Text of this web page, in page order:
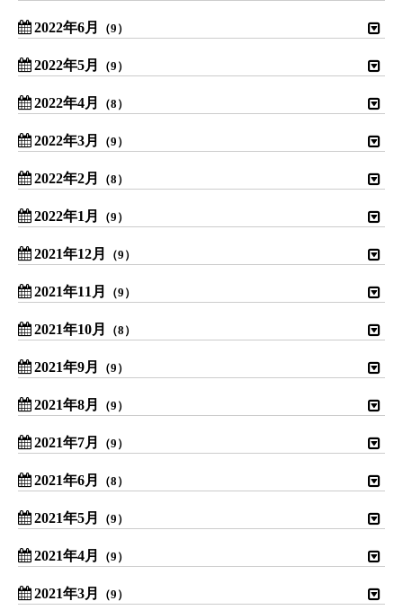
2022年6月 （9）
2022年5月 （9）
2022年4月 （8）
2022年3月 （9）
2022年2月 （8）
2022年1月 （9）
2021年12月 （9）
2021年11月 （9）
2021年10月 （8）
2021年9月 （9）
2021年8月 （9）
2021年7月 （9）
2021年6月 （8）
2021年5月 （9）
2021年4月 （9）
2021年3月 （9）